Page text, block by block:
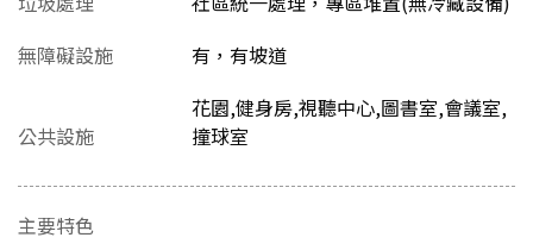
無障礙設施
有，有坡道
公共設施
花園,健身房,視聽中心,圖書室,會議室,
撞球室
主要特色